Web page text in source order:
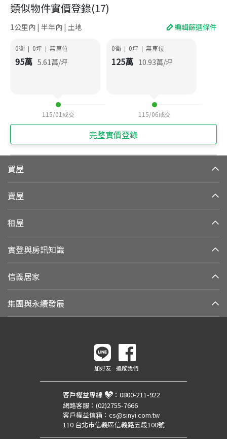
類似物件實價登錄(17)
1公里內 | 半年內 | 土地 編輯篩選條件
0衛 | 0坪 | 無車位
95萬 5.61萬/坪
115/01 成交
0衛 | 0坪 | 無車位
125萬 10.93萬/坪
115/06成交
完整實價登錄
買屋
賣屋
租屋
實登與房訊知識
信義居家
集團與永續發展
加好友 追蹤我們
客戶權益專線 ： 0800-211-922
網路客服： (02)2755-7666
客戶權益信箱： cs@sinyi.com.tw
110 台北市信義區信義路五段100號